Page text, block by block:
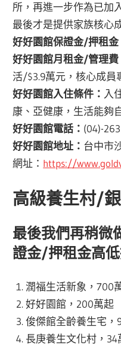
所，再進一步作為已加
最後才是提供家族核心
好好園館保證金/押租金
好好園館月租金/管理費
活/$3.9萬元，核心成員
好好園館入住條件： 入
康、亞健康，生活能夠
好好園館電話： (04)-
好好園館地址： 台中市
網址： https://
高級養生村/
最後我們再稍微
證金/押租金高低
潤福生活新象，700
好好園館，200萬起
俊傑館全齡養生宅，
長庚養生文化村，34